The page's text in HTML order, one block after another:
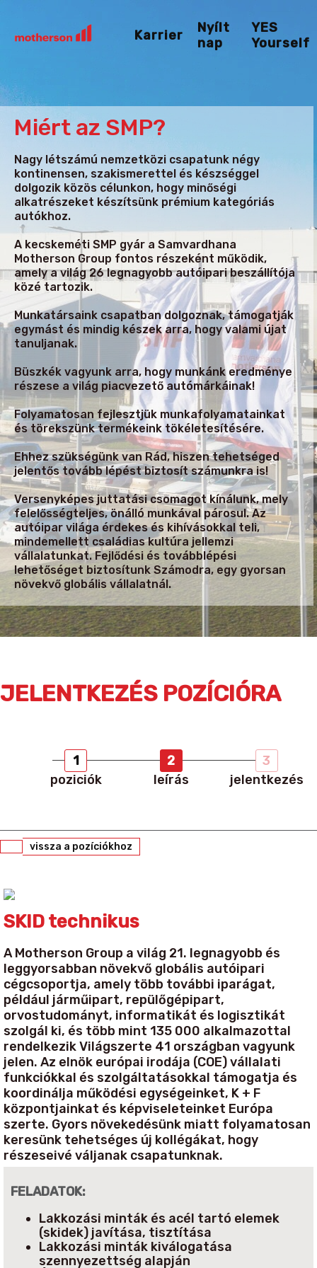
Karrier
Nyílt
nap
YES
Yourself
Miért az SMP?
Nagy létszámú nemzetközi csapatunk négy
kontinensen, szakismerettel és készséggel
dolgozik közös célunkon, hogy minőségi
alkatrészeket készítsünk prémium kategóriás
autókhoz.
A kecskeméti SMP gyár a Samvardhana
Motherson Group fontos részeként működik,
amely a világ 26 legnagyobb autóipari beszállítója
közé tartozik.
Munkatársaink csapatban dolgoznak, támogatják
egymást és mindig készek arra, hogy valami újat
tanuljanak.
Büszkék vagyunk arra, hogy munkánk eredménye
részese a világ piacvezető autómárkáinak!
Folyamatosan fejlesztjük munkafolyamatainkat
és törekszünk termékeink tökéletesítésére.
Ehhez szükségünk van Rád, hiszen tehetséged
jelentős tovább lépést biztosít számunkra is!
Versenyképes juttatási csomagot kínálunk, mely
felelősségteljes, önálló munkával párosul. Az
autóipar világa érdekes és kihívásokkal teli,
mindemellett családias kultúra jellemzi
vállalatunkat. Fejlődési és továbblépési
lehetőséget biztosítunk Számodra, egy gyorsan
növekvő globális vállalatnál.
JELENTKEZÉS POZÍCIÓRA
1
poziciók
2
leírás
3
jelentkezés
vissza a pozíciókhoz
SKID technikus
A Motherson Group a világ 21. legnagyobb és
leggyorsabban növekvő globális autóipari
cégcsoportja, amely több további iparágat,
például járműipart, repülőgépipart,
orvostudományt, informatikát és logisztikát
szolgál ki, és több mint 135 000 alkalmazottal
rendelkezik Világszerte 41 országban vagyunk
jelen. Az elnök európai irodája (COE) vállalati
funkciókkal és szolgáltatásokkal támogatja és
koordinálja működési egységeinket, K + F
központjainkat és képviseleteinket Európa
szerte. Gyors növekedésünk miatt folyamatosan
keresünk tehetséges új kollégákat, hogy
részeseivé váljanak csapatunknak.
FELADATOK:
Lakkozási minták és acél tartó elemek
(skidek) javítása, tisztítása
Lakkozási minták kiválogatása
szennyezettség alapján